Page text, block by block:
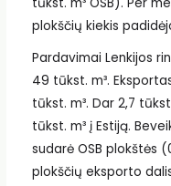
plokščių kiekis
Pardavimai Lenkijos
49 tūkst. m³.
tūkst. m³. Dar 2,7
tūkst. m³ į Estiją.
sudarė OSB plokštės
plokščių eksporto